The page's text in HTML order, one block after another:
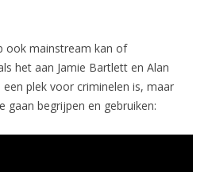
ook mainstream kan of
het aan Jamie Bartlett en Alan
plek voor criminelen is, maar
gaan begrijpen en gebruiken: